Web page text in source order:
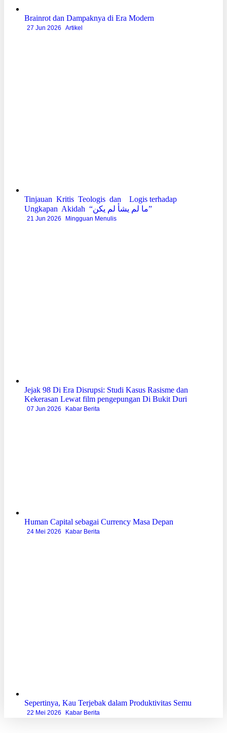
Brainrot dan Dampaknya di Era Modern
27 Jun 2026 Artikel
Tinjauan Kritis Teologis dan Logis terhadap
Ungkapan Akidah “ما لم يشأ لم يكن”
21 Jun 2026 Mingguan Menulis
Jejak 98 Di Era Disrupsi: Studi Kasus Rasisme dan
Kekerasan Lewat film pengepungan Di Bukit Duri
07 Jun 2026 Kabar Berita
Human Capital sebagai Currency Masa Depan
24 Mei 2026 Kabar Berita
Sepertinya, Kau Terjebak dalam Produktivitas Semu
22 Mei 2026 Kabar Berita